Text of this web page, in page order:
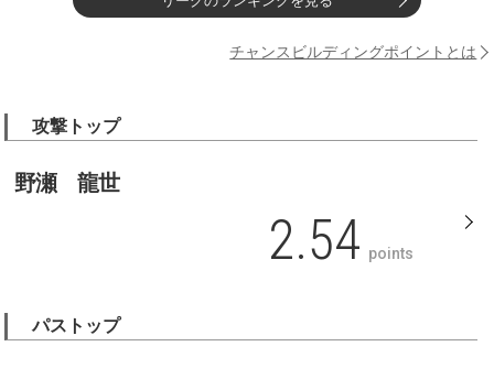
チャンスビルディングポイントとは
攻撃トップ
野瀬 龍世
2.54 points
パストップ